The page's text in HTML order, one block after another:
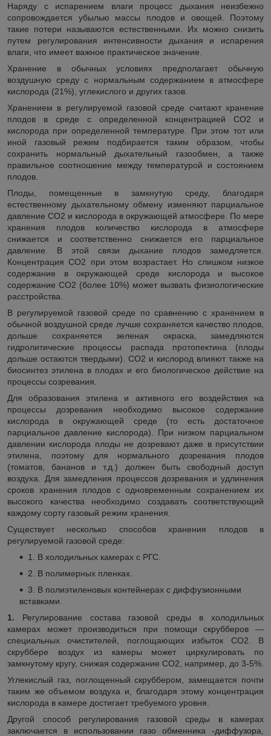
Наряду с испарением влаги процесс дыхания неизбежно
сопровождается убылью массы плодов и овощей. Поэтому
такие потери называются естественными. Их можно снизить
путем регулирования интенсивности дыхания и испарения
влаги, что имеет важное практическое значение.
Хранение в обычных условиях предполагает обычную
воздушную среду с нормальным содержанием в атмосфере
кислорода (21%), углекислого и других газов.
Хранением в регулируемой газовой среде считают хранение
плодов в среде с определенной концентрацией СО2 и
кислорода при определенной температуре. При этом тот или
иной газовый режим подбирается таким образом, чтобы
сохранить нормальный дыхательный газообмен, а также
правильное соотношение между температурой и состоянием
плодов.
Плоды, помещенные в замкнутую среду, благодаря
естественному дыхательному обмену изменяют парциальное
давление СО2 и кислорода в окружающей атмосфере. По мере
хранения плодов количество кислорода в атмосфере
снижается и соответственно снижается его парциальное
давление. В этой связи дыхание плодов замедляется.
Концентрация СО2 при этом возрастает. Но слишком низкое
содержание в окружающей среде кислорода и высокое
содержание СО2 (более 10%) может вызвать физиологические
расстройства.
В регулируемой газовой среде по сравнению с хранением в
обычной воздушной среде лучше сохраняется качество плодов,
дольше сохраняется зеленая окраска, замедляются
гидролитические процессы распада протопектина (плоды
дольше остаются твердыми). СО2 и кислород влияют также на
биосинтез этилена в плодах и его биологическое действие на
процессы созревания.
Для образования этилена и активного его воздействия на
процессы дозревания необходимо высокое содержание
кислорода в окружающей среде (то есть достаточное
парциальное давление кислорода). При низком парциальном
давлении кислорода плоды не дозревают даже в присутствии
этилена, поэтому для нормального дозревания плодов
(томатов, бананов и т.д.) должен быть свободный доступ
воздуха. Для замедления процессов дозревания и удлинения
сроков хранения плодов с одновременным сохранением их
высокого качества необходимо создавать соответствующий
каждому сорту газовый режим хранения.
Существует несколько способов хранения плодов в
регулируемой газовой среде:
1. В холодильных камерах с РГС.
2. В полимерных пленках.
3. В полиэтиленовых контейнерах с диффузионными
вставками.
1. Регулирование состава газовой среды в холодильных
камерах может производиться при помощи скрубберов ―
специальных очистителей, поглощающих избыток СО2
В
скруббере воздух из камеры может циркулировать по
замкнутому кругу, снижая содержание СО2 , например, до 3-5%.
Углекислый газ, поглощенный скруббером, замещается почти
таким же объемом воздуха и, благодаря этому концентрация
кислорода в камере достигает требуемого уровня.
Другой способ регулирования газовой среды в камерах
заключается в использовании газо обменника -диффузора,